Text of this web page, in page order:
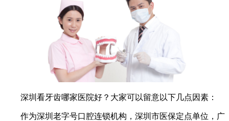
深圳看牙齿哪家医院好？大家可以留意以下几点因素：
作为深圳老字号口腔连锁机构，深圳市医保定点单位，广